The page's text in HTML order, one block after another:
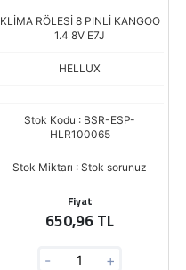
KLİMA RÖLESİ 8 PINLİ KANGOO
1.4 8V E7J
HELLUX
Stok Kodu : BSR-ESP-
HLR100065
Stok Miktarı : Stok sorunuz
Fiyat
650,96 TL
- +